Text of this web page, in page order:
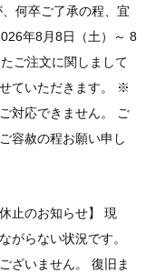
何卒ご了承の程、宜
年8月8日（土）～ 8
ご注文に関しまして
ていただきます。 ※
対応できません。 ご
容赦の程お願い申し
止のお知らせ】 現
がらない状況です。
ざいません。 復旧ま